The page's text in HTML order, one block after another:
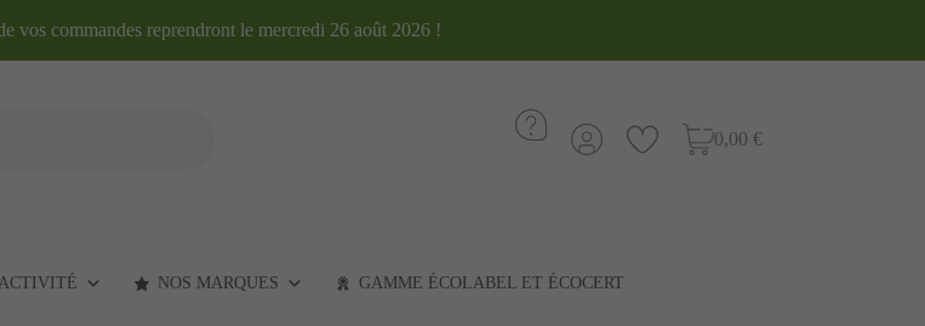
vos commandes reprendront le mercredi 26 août 2026 !
0,00 €
NOS MARQUES GAMME ÉCOLABEL ET ÉCOCERT